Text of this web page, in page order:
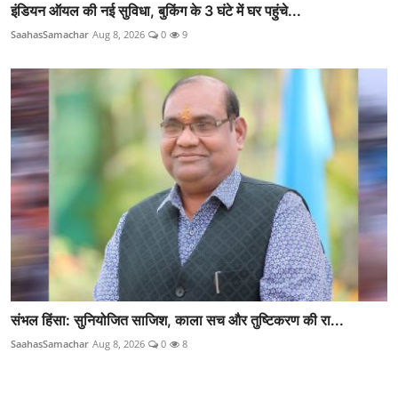
इंडियन ऑयल की नई सुविधा, बुकिंग के 3 घंटे में घर पहुंचे...
SaahasSamachar Aug 8, 2026 0 9
संभल हिंसा: सुनियोजित साजिश, काला सच और तुष्टिकरण की रा...
SaahasSamachar Aug 8, 2026 0 8